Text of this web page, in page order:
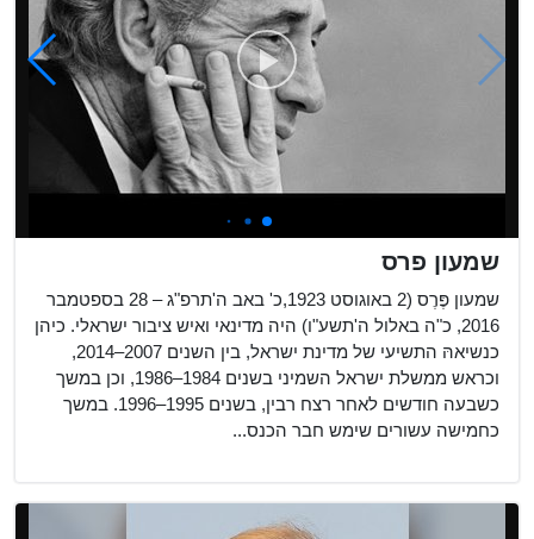
שמעון פרס
שמעון פֶּרֶס (2 באוגוסט 1923,כ' באב ה'תרפ"ג – 28 בספטמבר
2016, כ"ה באלול ה'תשע"ו) היה מדינאי ואיש ציבור ישראלי. כיהן
כנשיאהּ התשיעי של מדינת ישראל, בין השנים 2007–2014,
וכראש ממשלת ישראל השמיני בשנים 1984–1986, וכן במשך
כשבעה חודשים לאחר רצח רבין, בשנים 1995–1996. במשך
כחמישה עשורים שימש חבר הכנס...